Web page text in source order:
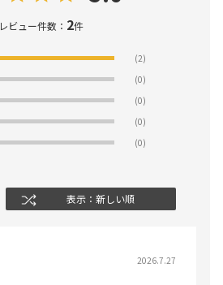
レビュー件数： 2件
(2)
(0)
(0)
(0)
(0)
表示：新しい順
2026.7.27